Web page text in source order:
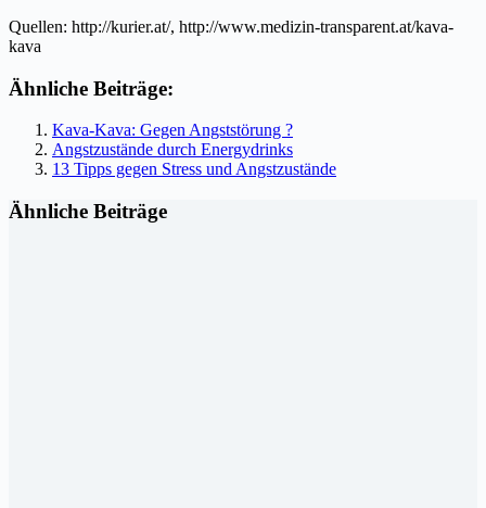
Quellen: http://kurier.at/, http://www.medizin-transparent.at/kava-
kava
Ähnliche Beiträge:
Kava-Kava: Gegen Angststörung ?
Angstzustände durch Energydrinks
13 Tipps gegen Stress und Angstzustände
Ähnliche Beiträge